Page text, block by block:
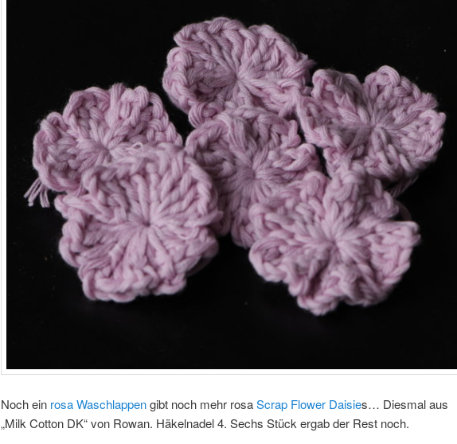
Noch ein rosa Waschlappengibt noch mehr rosaScrap Flower Daisies… Diesmal aus
„Milk Cotton DK“ von Rowan. Häkelnadel 4. Sechs Stück ergab der Rest noch.